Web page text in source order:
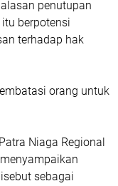
penutupan
berpotensi
terhadap hak
orang untuk
Niaga Regional
sebagai